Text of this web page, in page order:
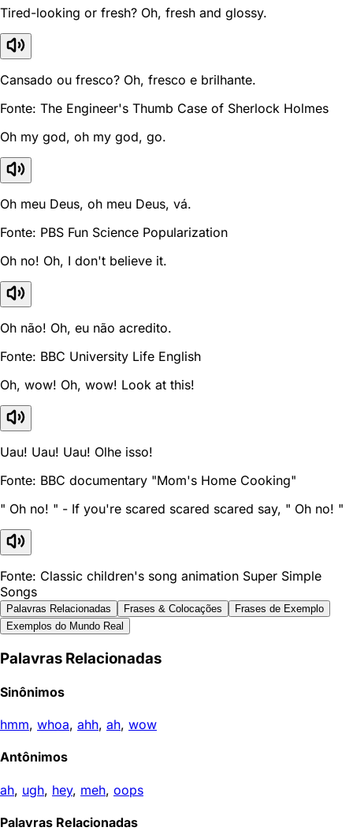
Tired-looking or fresh? Oh, fresh and glossy.
Cansado ou fresco? Oh, fresco e brilhante.
Fonte: The Engineer's Thumb Case of Sherlock Holmes
Oh my god, oh my god, go.
Oh meu Deus, oh meu Deus, vá.
Fonte: PBS Fun Science Popularization
Oh no! Oh, I don't believe it.
Oh não! Oh, eu não acredito.
Fonte: BBC University Life English
Oh, wow! Oh, wow! Look at this!
Uau! Uau! Uau! Olhe isso!
Fonte: BBC documentary "Mom's Home Cooking"
" Oh no! " - If you're scared scared scared say, " Oh no! "
Fonte: Classic children's song animation Super Simple
Songs
Palavras Relacionadas Frases & Colocações
Frases de Exemplo
Exemplos do Mundo Real
Palavras Relacionadas
Sinônimos
hmm, whoa, ahh, ah, wow
Antônimos
ah, ugh, hey, meh, oops
Palavras Relacionadas